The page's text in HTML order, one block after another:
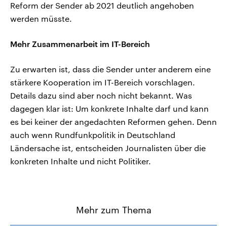
Reform der Sender ab 2021 deutlich angehoben
werden müsste.
Mehr Zusammenarbeit im IT-Bereich
Zu erwarten ist, dass die Sender unter anderem eine
stärkere Kooperation im IT-Bereich vorschlagen.
Details dazu sind aber noch nicht bekannt. Was
dagegen klar ist: Um konkrete Inhalte darf und kann
es bei keiner der angedachten Reformen gehen. Denn
auch wenn Rundfunkpolitik in Deutschland
Ländersache ist, entscheiden Journalisten über die
konkreten Inhalte und nicht Politiker.
Mehr zum Thema